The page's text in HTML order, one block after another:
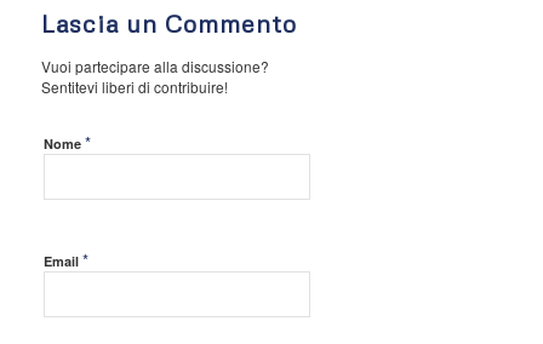
Lascia un Commento
Vuoi partecipare alla discussione?
Sentitevi liberi di contribuire!
Nome *
Email *